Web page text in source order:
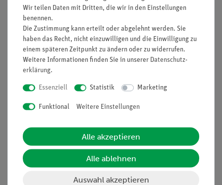
Artikel-Nr.: P7151100
Chromatographie
Artikel-Nr.: P7150800
Eindampfen
Wir teilen Daten mit Dritten, die wir in den Einstellungen
benennen.
Die Zustimmung kann erteilt oder abgelehnt werden. Sie
haben das Recht, nicht einzuwilligen und die Einwilligung zu
einem späteren Zeitpunkt zu ändern oder zu widerrufen.
Weitere Informationen finden Sie in unserer Daten­schutz­
erklärung.
Essenziell Statistik Marketing
Funktional Weitere Einstellungen
Alle akzeptieren
Alle ablehnen
Auswahl akzeptieren